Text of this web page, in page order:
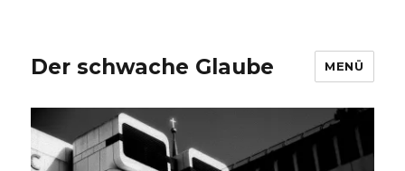
Der schwache Glaube MENÜ